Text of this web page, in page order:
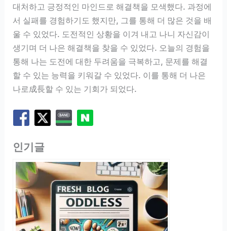
대처하고 긍정적인 마인드로 해결책을 모색했다. 과정에
서 실패를 경험하기도 했지만, 그를 통해 더 많은 것을 배
울 수 있었다. 도전적인 상황을 이겨 내고 나니 자신감이
생기며 더 나은 해결책을 찾을 수 있었다. 오늘의 경험을
통해 나는 도전에 대한 두려움을 극복하고, 문제를 해결
할 수 있는 능력을 키워갈 수 있었다. 이를 통해 더 나은
나로成長할 수 있는 기회가 되었다.
인기글